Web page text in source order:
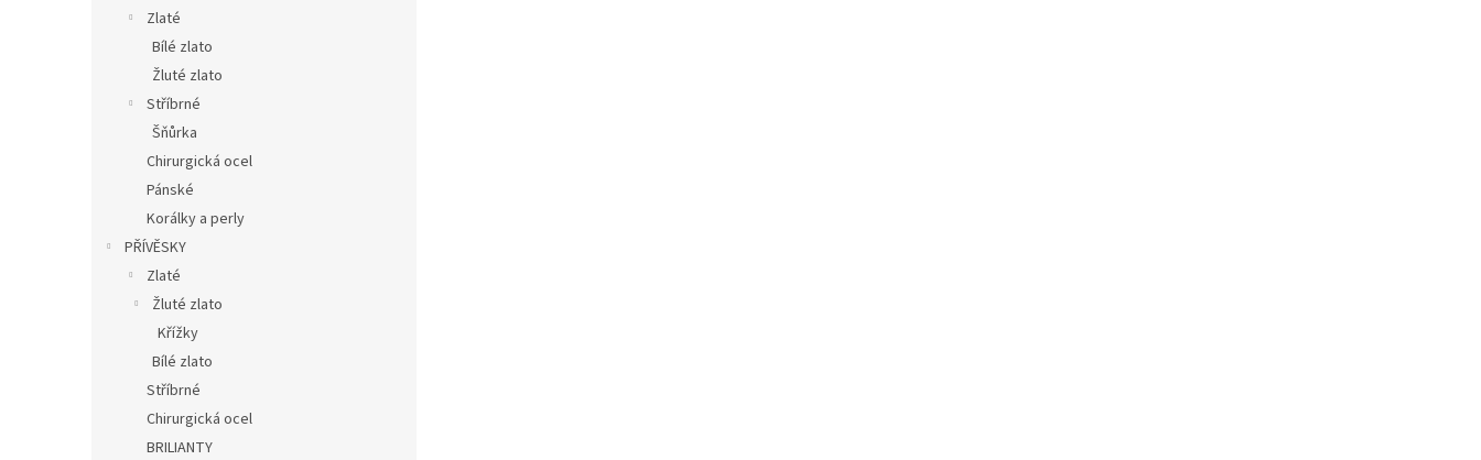
Zlaté
Bílé zlato
Žluté zlato
Stříbrné
Šňůrka
Chirurgická ocel
Pánské
Korálky a perly
PŘÍVĚSKY
Zlaté
Žluté zlato
Křížky
Bílé zlato
Stříbrné
Chirurgická ocel
BRILIANTY